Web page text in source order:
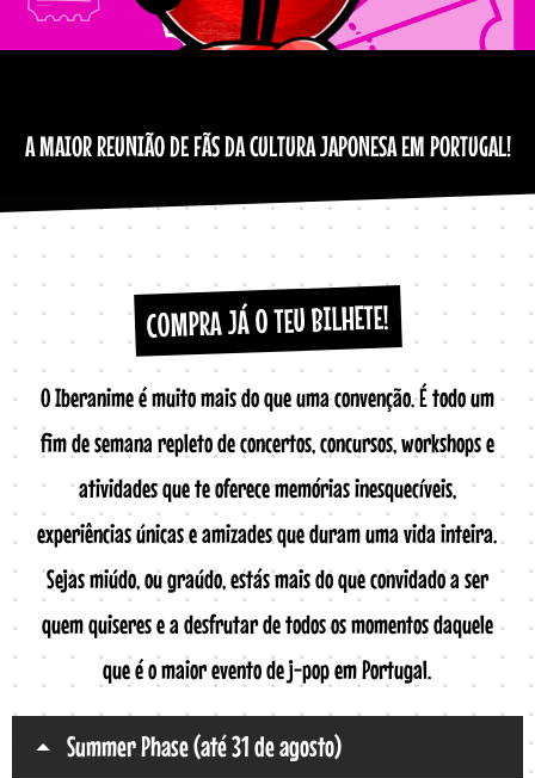
A MAIOR REUNIÃO DE FÃS DA CULTURA JAPONESA EM PORTUGAL!
COMPRA JÁ O TEU BILHETE!
O Iberanime é muito mais do que uma convenção. É todo um
fim de semana repleto de concertos, concursos, workshops e
atividades que te oferece memórias inesquecíveis,
experiências únicas e amizades que duram uma vida inteira.
Sejas miúdo, ou graúdo, estás mais do que convidado a ser
quem quiseres e a desfrutar de todos os momentos daquele
que é o maior evento de j-pop em Portugal.
Summer Phase (até 31 de agosto)